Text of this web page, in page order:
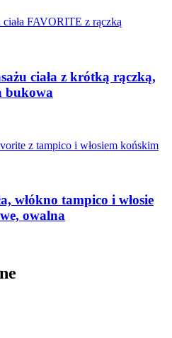
ciała z krótką rączką,
bukowa
włókno tampico i włosie
owalna